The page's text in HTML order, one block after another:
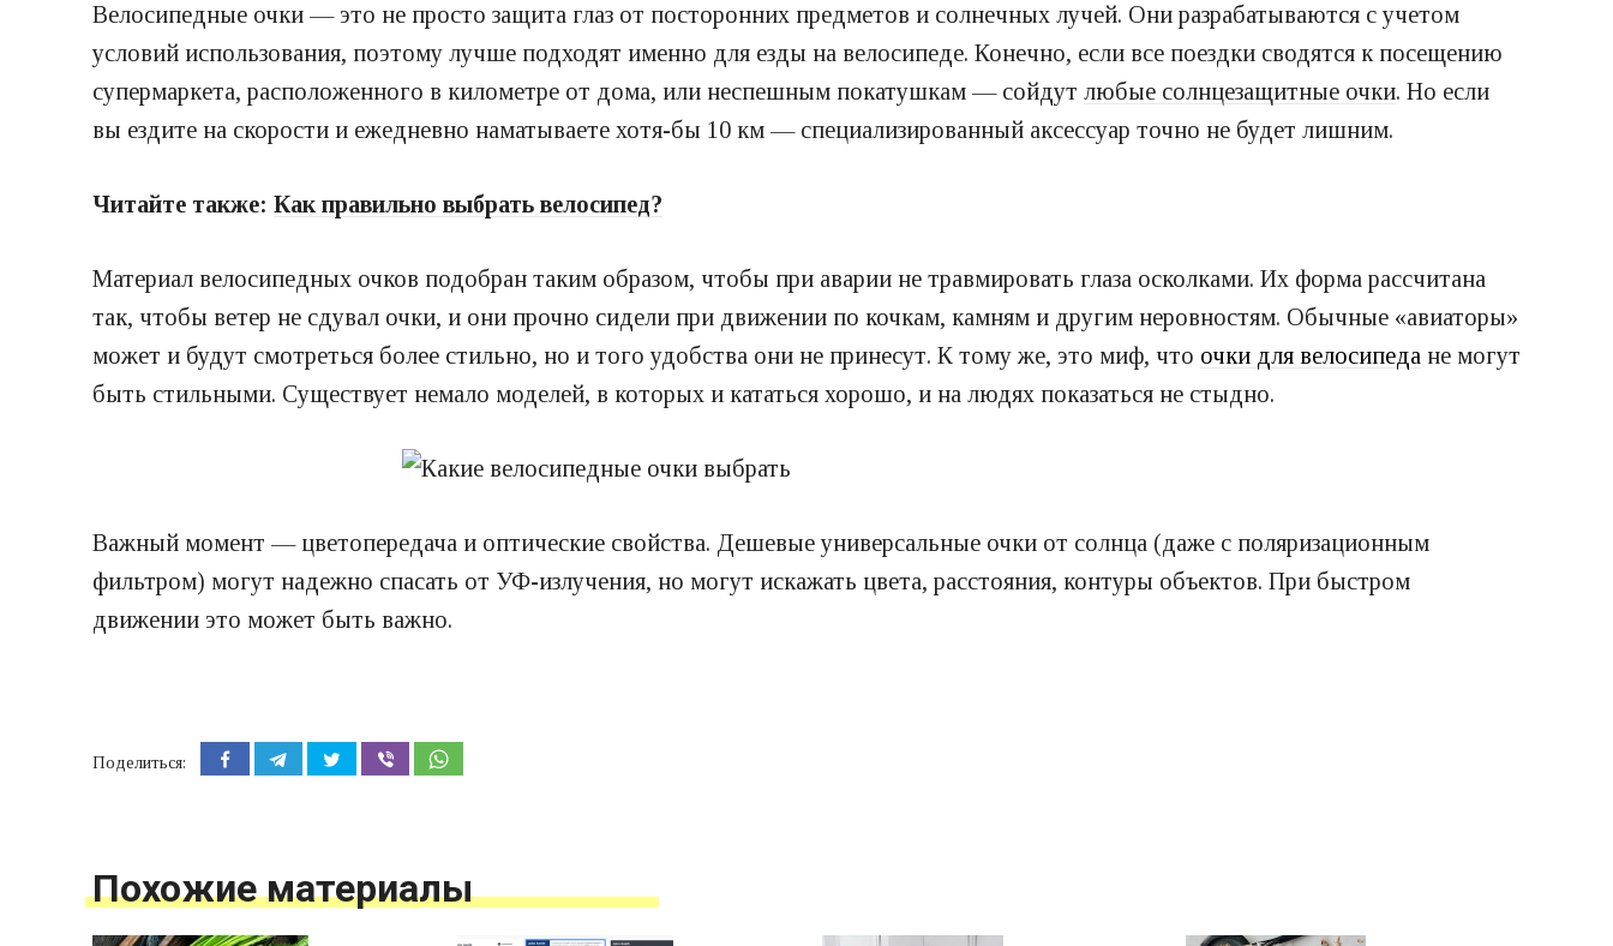
Велосипедные очки — это не просто защита глаз от посторонних предметов и солнечных лучей. Они разрабатываются с учетом
условий использования, поэтому лучше подходят именно для езды на велосипеде. Конечно, если все поездки сводятся к посещению
супермаркета, расположенного в километре от дома, или неспешным покатушкам — сойдут любые солнцезащитные очки. Но если
вы ездите на скорости и ежедневно наматываете хотя-бы 10 км — специализированный аксессуар точно не будет лишним.
Читайте также: Как правильно выбрать велосипед?
Материал велосипедных очков подобран таким образом, чтобы при аварии не травмировать глаза осколками. Их форма рассчитана
так, чтобы ветер не сдувал очки, и они прочно сидели при движении по кочкам, камням и другим неровностям. Обычные «авиаторы»
может и будут смотреться более стильно, но и того удобства они не принесут. К тому же, это миф, что очки для велосипеда не могут
быть стильными. Существует немало моделей, в которых и кататься хорошо, и на людях показаться не стыдно.
Важный момент — цветопередача и оптические свойства. Дешевые универсальные очки от солнца (даже с поляризационным
фильтром) могут надежно спасать от УФ-излучения, но могут искажать цвета, расстояния, контуры объектов. При быстром
движении это может быть важно.
Поделиться:
Похожие материалы